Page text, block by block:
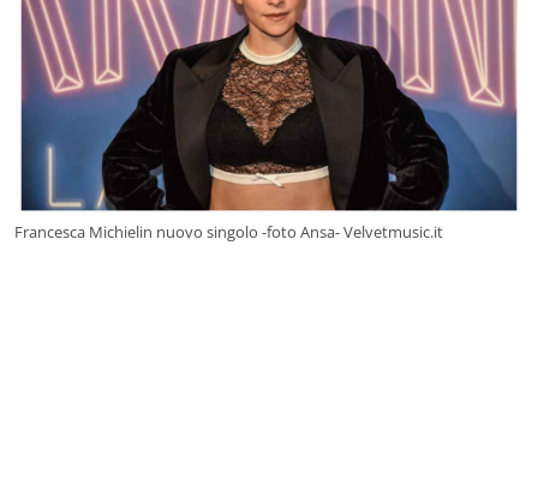
Francesca Michielin nuovo singolo -foto Ansa- Velvetmusic.it